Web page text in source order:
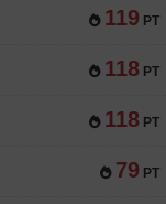
119 PT
118 PT
118 PT
79 PT